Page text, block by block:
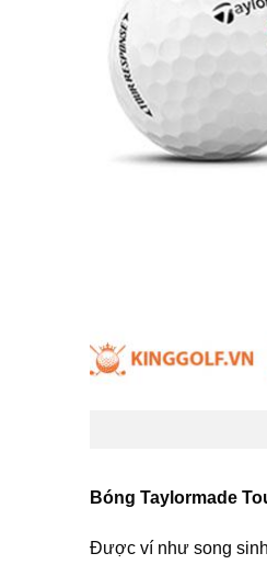
Bóng Taylormade
Được ví như song